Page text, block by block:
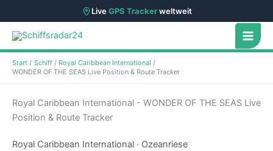
LiveGPS Trackerweltweit
Zum
Inhalt
springen
Start Schiff
Royal Caribbean International
WONDER OF THE SEAS Live Position & Route Tracker
Royal Caribbean International - WONDER OF THE SEAS Live
Position & Route Tracker
Royal Caribbean International · Ozeanriese